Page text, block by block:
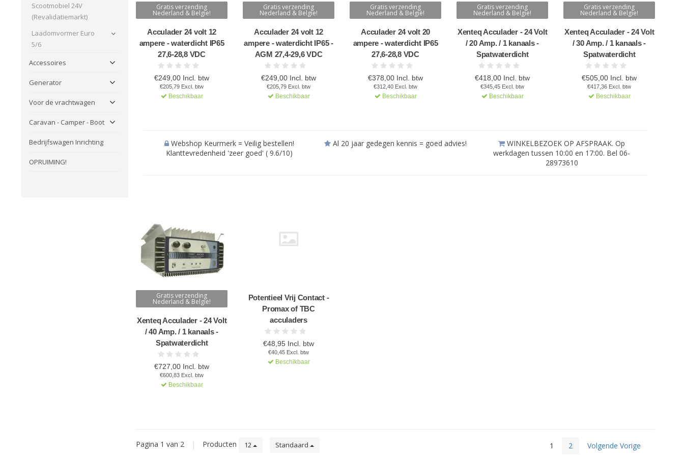
Scootmobiel 24V
(Revalidatiemarkt)
Laadomvormer Euro
5/6
Accessoires
Generator
Voor de vrachtwagen
Caravan - Camper - Boot
Bedrijfswagen Inrichting
OPRUIMING!
Gratis verzending
Nederland & Belgie!
Acculader 24 volt 12
ampere - waterdicht IP65
27,6-28,8 VDC
€249,00 Incl. btw
€205,79 Excl. btw
Beschikbaar
Gratis verzending
Nederland & Belgie!
Acculader 24 volt 12
ampere - waterdicht IP65 -
AGM 27,4-29,6 VDC
€249,00 Incl. btw
€205,79 Excl. btw
Beschikbaar
Gratis verzending
Nederland & België!
Acculader 24 volt 20
ampere - waterdicht IP65
27,6-28,8 VDC
€378,00 Incl. btw
€312,40 Excl. btw
Beschikbaar
Gratis verzending
Nederland & Belgie!
Xenteq Acculader - 24 Volt
/ 20 Amp. / 1 kanaals -
Spatwaterdicht
€418,00 Incl. btw
€345,45 Excl. btw
Beschikbaar
Gratis verzending
Nederland & Belgie!
Xenteq Acculader - 24 Volt
/ 30 Amp. / 1 kanaals -
Spatwaterdicht
€505,00 Incl. btw
€417,36 Excl. btw
Beschikbaar
Webshop Keurmerk = Veilig bestellen!
Klanttevredenheid 'zeer goed' ( 9.6/10)
Al 20 jaar gedegen kennis = goed advies!
WINKELBEZOEK OP AFSPRAAK. Op
werkdagen tussen 10:00 en 17:00. Bel 06-
28973610
Gratis verzending
Nederland & Belgie!
Xenteq Acculader - 24 Volt
/ 40 Amp. / 1 kanaals -
Spatwaterdicht
€727,00 Incl. btw
€600,83 Excl. btw
Beschikbaar
Potentieel Vrij Contact -
Promax of TBC
acculaders
€48,95 Incl. btw
€40,45 Excl. btw
Beschikbaar
Pagina 1 van 2 | Producten 12 Standaard 1 2 Volgende Vorige